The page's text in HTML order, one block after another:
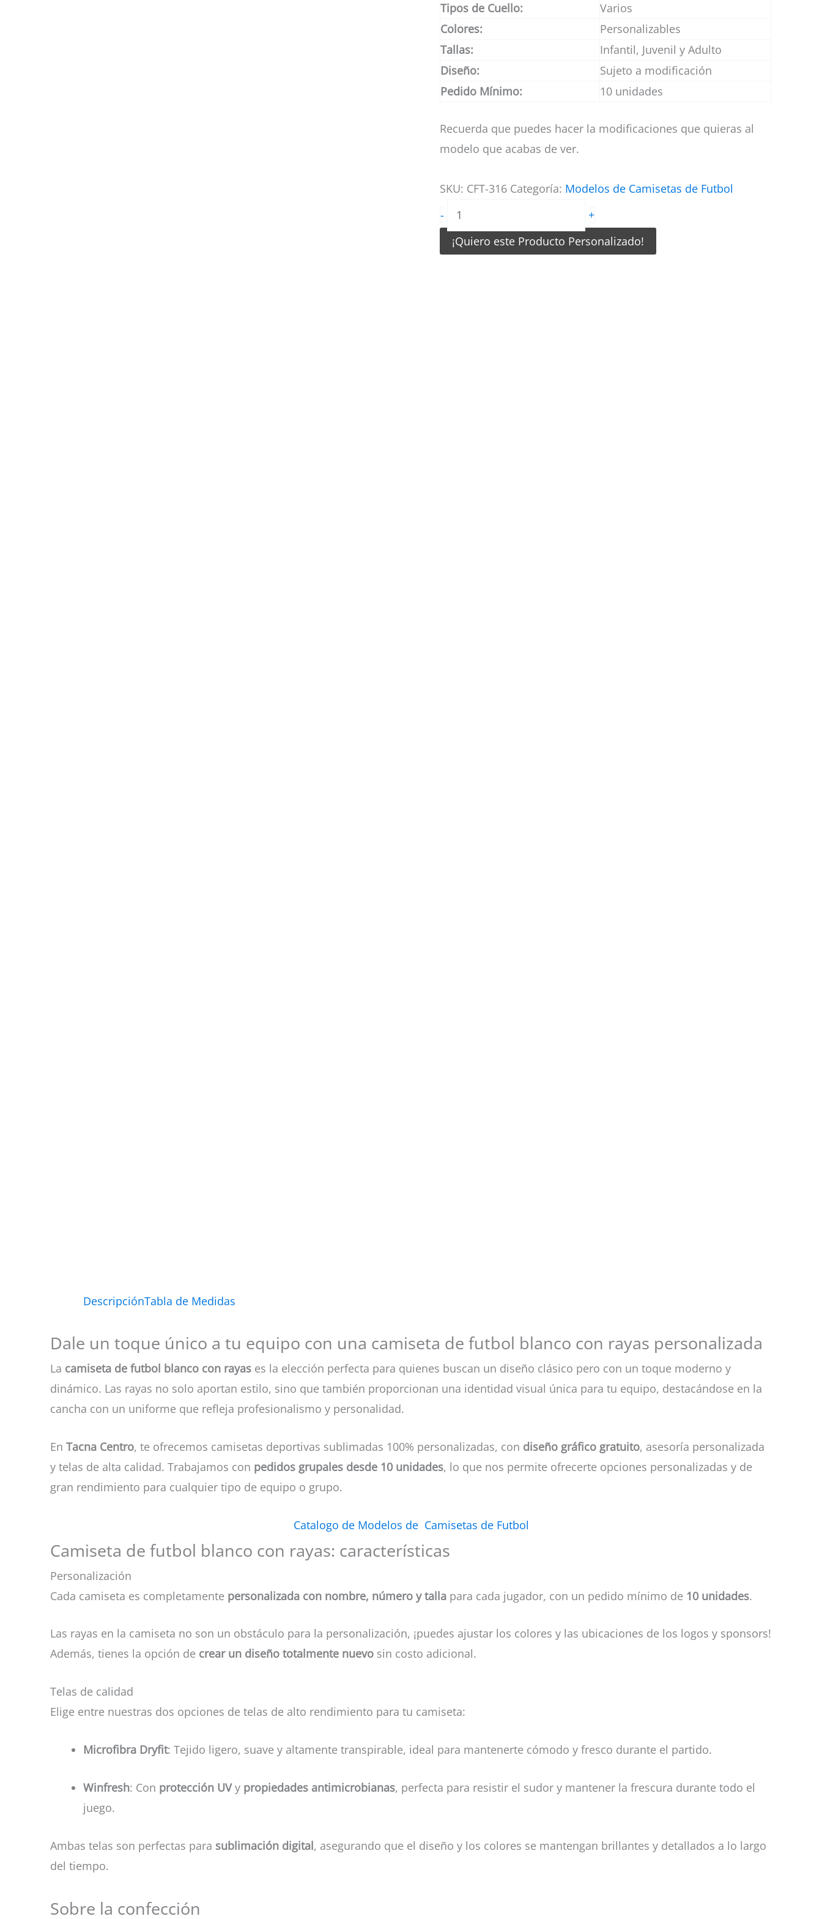
Tipos de Cuello:
Varios
Colores:
Personalizables
Tallas:
Infantil, Juvenil y Adulto
Diseño:
Sujeto a modificación
Pedido Mínimo:
10 unidades
Recuerda que puedes hacer la modificaciones que quieras al
modelo que acabas de ver.
SKU: CFT-316 Categoría: Modelos de Camisetas de Futbol
-
Camiseta
de
Futbol
+
¡Quiero este Producto Personalizado!
DescripciónTabla de Medidas
Dale un toque único a tu equipo con una camiseta de futbol blanco con rayas personalizada
La camiseta de futbol blanco con rayas es la elección perfecta para quienes buscan un diseño clásico pero con un toque moderno y
dinámico. Las rayas no solo aportan estilo, sino que también proporcionan una identidad visual única para tu equipo, destacándose en la
cancha con un uniforme que refleja profesionalismo y personalidad.
En Tacna Centro, te ofrecemos camisetas deportivas sublimadas 100% personalizadas, con diseño gráfico gratuito, asesoría personalizada
y telas de alta calidad. Trabajamos con pedidos grupales desde 10 unidades, lo que nos permite ofrecerte opciones personalizadas y de
gran rendimiento para cualquier tipo de equipo o grupo.
Catalogo de Modelos de Camisetas de Futbol
Camiseta de futbol blanco con rayas: características
Personalización
Cada camiseta es completamente personalizada con nombre, número y talla para cada jugador, con un pedido mínimo de 10 unidades.
Las rayas en la camiseta no son un obstáculo para la personalización, ¡puedes ajustar los colores y las ubicaciones de los logos y sponsors!
Además, tienes la opción de crear un diseño totalmente nuevo sin costo adicional.
Telas de calidad
Elige entre nuestras dos opciones de telas de alto rendimiento para tu camiseta:
Microfibra Dryfit: Tejido ligero, suave y altamente transpirable, ideal para mantenerte cómodo y fresco durante el partido.
Winfresh: Con protección UVy propiedades antimicrobianas, perfecta para resistir el sudor y mantener la frescura durante todo el
juego.
Ambas telas son perfectas para sublimación digital, asegurando que el diseño y los colores se mantengan brillantes y detallados a lo largo
del tiempo.
Sobre la confección